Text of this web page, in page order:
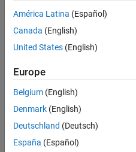
Enregistrer
sélectionnées
Les
descriptions
poste
América Latina (Español)
Canada (English)
United States (English)
Europe
Belgium (English)
Denmark (English)
Deutschland (Deutsch)
España (Español)